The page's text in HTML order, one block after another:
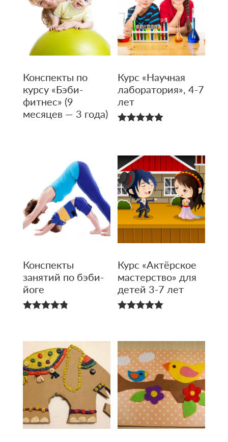
Конспекты по
курсу «Бэби-
фитнес» (9
месяцев — 3 года)
Курс «Научная
лаборато­рия», 4-7
лет
Конспекты
занятий по бэби-
йоге
Курс «Актёрское
мастерство» для
детей 3-7 лет